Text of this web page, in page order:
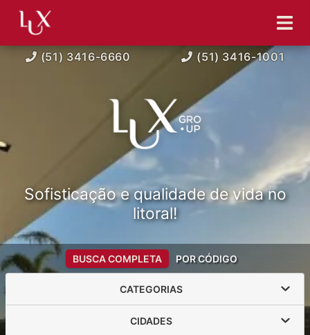
(51) 3416-6660 (51) 3416-1001
Sofisticação e qualidade de vida no
litoral!
BUSCA COMPLETA POR CÓDIGO
CATEGORIAS
CIDADES